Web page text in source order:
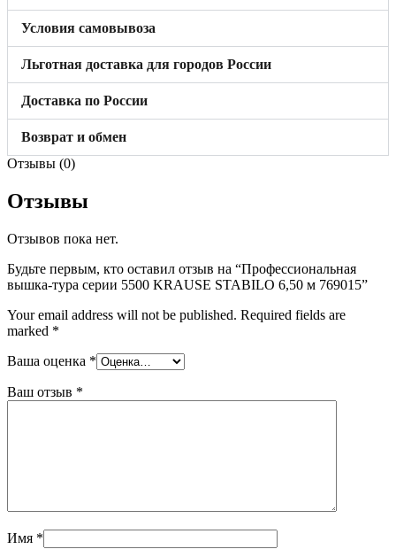
Условия самовывоза
Льготная доставка для городов России
Доставка по России
Возврат и обмен
Отзывы (0)
Отзывы
Отзывов пока нет.
Будьте первым, кто оставил отзыв на “Профессиональная
вышка-тура серии 5500 KRAUSE STABILO 6,50 м 769015”
Your email address will not be published. Required fields are
marked *
Ваша оценка *
Ваш отзыв *
Имя *